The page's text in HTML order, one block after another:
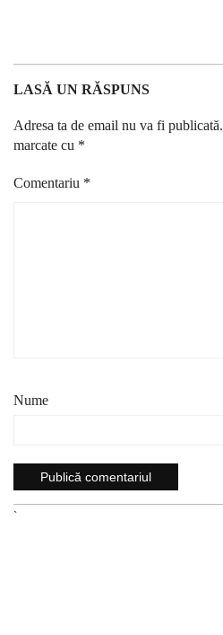
LASĂ UN RĂSPUNS
Adresa ta de email nu va fi publicată.
marcate cu *
Comentariu *
Nume
`